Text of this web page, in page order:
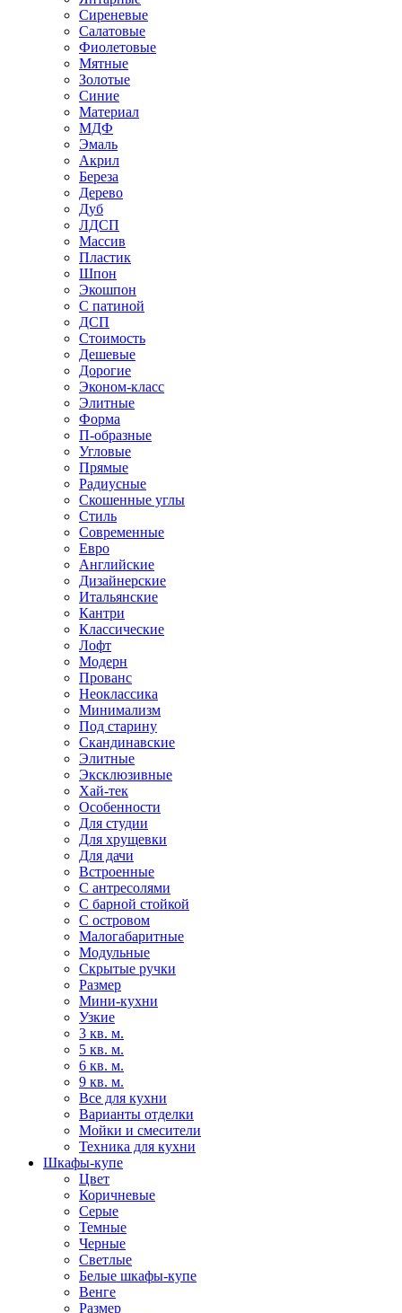
Сиреневые
Салатовые
Фиолетовые
Мятные
Золотые
Синие
Материал
МДФ
Эмаль
Акрил
Береза
Дерево
Дуб
ЛДСП
Массив
Пластик
Шпон
Экошпон
С патиной
ДСП
Стоимость
Дешевые
Дорогие
Эконом-класс
Элитные
Форма
П-образные
Угловые
Прямые
Радиусные
Скошенные углы
Стиль
Современные
Евро
Английские
Дизайнерские
Итальянские
Кантри
Классические
Лофт
Модерн
Прованс
Неоклассика
Минимализм
Под старину
Скандинавские
Элитные
Эксклюзивные
Хай-тек
Особенности
Для студии
Для хрущевки
Для дачи
Встроенные
С антресолями
С барной стойкой
С островом
Малогабаритные
Модульные
Скрытые ручки
Размер
Мини-кухни
Узкие
3 кв. м.
5 кв. м.
6 кв. м.
9 кв. м.
Все для кухни
Варианты отделки
Мойки и смесители
Техника для кухни
Шкафы-купе
Цвет
Коричневые
Серые
Темные
Черные
Светлые
Белые шкафы-купе
Венге
Размер